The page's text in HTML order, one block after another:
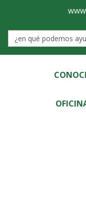
de
Castro-
Urdiales